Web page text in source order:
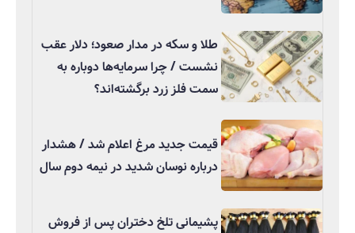
طلا و سکه در مدار صعود؛ دلار عقب
نشست / چرا سرمایه‌ها دوباره به
سمت فلز زرد برگشته‌اند؟
قیمت جدید مرغ اعلام شد / هشدار
درباره نوسان شدید در نیمه دوم سال
پشیمانی تلخ دختران پس از فروش